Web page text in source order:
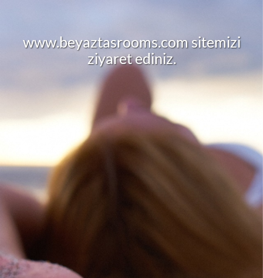
www.beyaztasrooms.com sitemizi
ziyaretediniz.